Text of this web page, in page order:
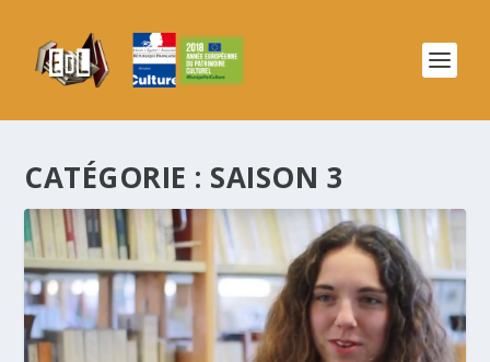
CATÉGORIE : SAISON 3